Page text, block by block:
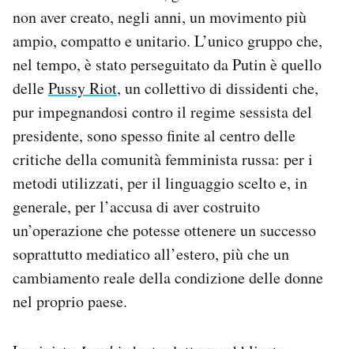
non aver creato, negli anni, un movimento più
ampio, compatto e unitario. L’unico gruppo che,
nel tempo, è stato perseguitato da Putin è quello
dellePussy Riot, un collettivo di dissidenti che,
pur impegnandosi contro il regime sessista del
presidente, sono spesso finite al centro delle
critiche della comunità femminista russa: per i
metodi utilizzati, per il linguaggio scelto e, in
generale, per l’accusa di aver costruito
un’operazione che potesse ottenere un successo
soprattutto mediatico all’estero, più che un
cambiamento reale della condizione delle donne
nel proprio paese.